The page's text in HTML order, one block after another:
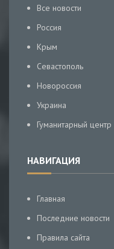
Все новости
Россия
Крым
Севастополь
Новороссия
Украина
Гуманитарный центр
НАВИГАЦИЯ
Главная
Последние новости
Правила сайта